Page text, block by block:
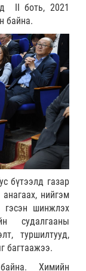
II боть, 2021
байна.
бүтээлд газар
нийгэм
гэсэн шинжлэх
судалгааны
туршилтууд,
багтаажээ.
Химийн